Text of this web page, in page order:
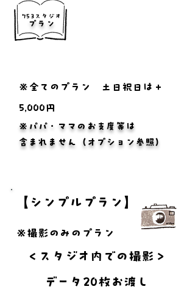
753スタジオ
​プラン
​※全てのプラン 土日祝日は＋
5,000円
※パパ・ママのお支度等は
​含まれません（オプション参照）
【シンプルプラン】
※撮影のみのプラン
＜スタジオ内での撮影＞
データ20枚お渡し